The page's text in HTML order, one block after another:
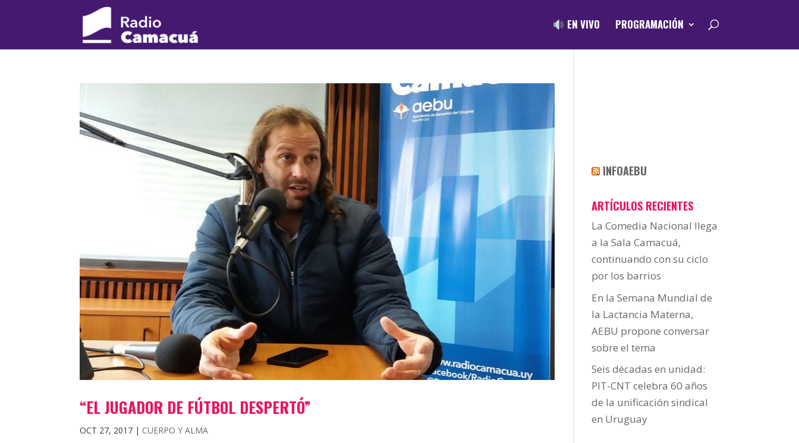
EN VIVO PROGRAMACIÓN
“EL JUGADOR DE FÚTBOL DESPERTÓ”
OCT 27, 2017 | CUERPO Y ALMA
INFOAEBU
ARTÍCULOS RECIENTES
La Comedia Nacional llega
a la Sala Camacuá,
continuando con su ciclo
por los barrios
En la Semana Mundial de
la Lactancia Materna,
AEBU propone conversar
sobre el tema
Seis décadas en unidad:
PIT-CNT celebra 60 años
de la unificación sindical
en Uruguay